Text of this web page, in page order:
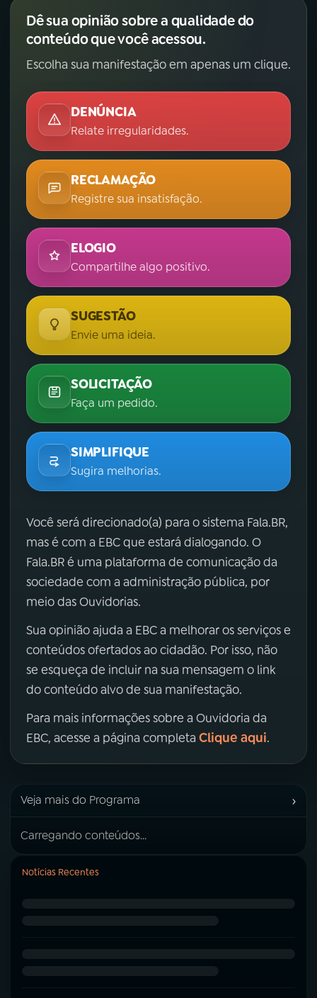
Dê sua opinião sobre a qualidade do
conteúdo que você acessou.
Escolha sua manifestação em apenas um clique.
DENÚNCIA
Relate irregularidades.
RECLAMAÇÃO
Registre sua insatisfação.
ELOGIO
Compartilhe algo positivo.
SUGESTÃO
Envie uma ideia.
SOLICITAÇÃO
Faça um pedido.
SIMPLIFIQUE
Sugira melhorias.
Você será direcionado(a) para o sistema Fala.BR,
mas é com a EBC que estará dialogando. O
Fala.BR é uma plataforma de comunicação da
sociedade com a administração pública, por
meio das Ouvidorias.
Sua opinião ajuda a EBC a melhorar os serviços e
conteúdos ofertados ao cidadão. Por isso, não
se esqueça de incluir na sua mensagem o link
do conteúdo alvo de sua manifestação.
Para mais informações sobre a Ouvidoria da
EBC, acesse a página completa Clique aqui.
Veja mais do Programa ›
Carregando conteúdos...
Notícias Recentes